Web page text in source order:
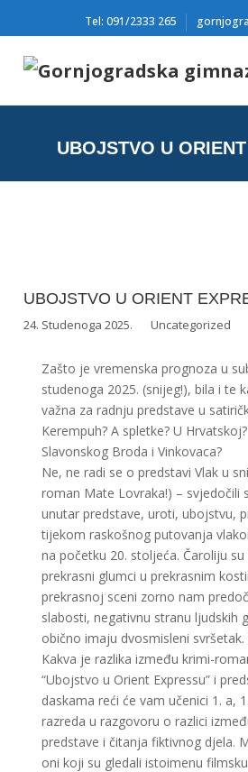
Tel: 091/2333 265
UBOJSTVO U
UBOJSTVO U ORIENT
24. Studenoga 2025. Uncategorized
Zašto je vremenska prognoza u
studenoga 2025. (snijeg!), bila i te
važna za radnju predstave u
Kerempuh? A spletke? U
Slavonskog Broda i Vinkovaca?
Ne, ne radi se o predstavi Vlak u
roman Mate Lovraka!) – svjedočili
unutar predstave, uroti, ubojstvu,
tijekom raskošnog putovanja
na početku 20. stoljeća. Čaroliju su
prekrasni glumci u prekrasnim
prekrasnoj sceni zorno nam
slabosti, negativnu stranu ljudskih
obično imaju dvosmisleni
Kakva je razlika između krimi-
“Ubojstvo u Orient Expressu” i
daskama reći će vam učenici 1. a,
razreda u razgovoru o razlici
predstave i čitanja fiktivnog djela.
oni koji su gledali istoimenu